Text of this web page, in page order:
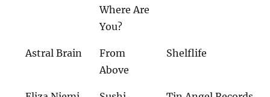
Where Are
You?
Astral Brain
From
Above
Shelflife